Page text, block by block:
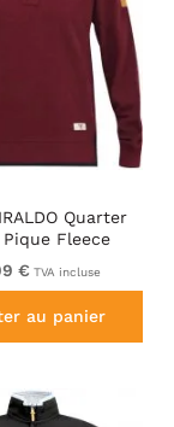
Quarter
Pique Fleece
With Chest
Red
€ TVA incluse
au panier